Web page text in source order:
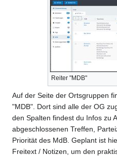
Reiter "MDB"
Auf der Seite der Ortsgruppen
"MDB". Dort sind alle der OG
den Spalten findest du Infos zu
abgeschlossenen Treffen,
Priorität des MdB. Geplant ist
Freitext / Notizen, um den